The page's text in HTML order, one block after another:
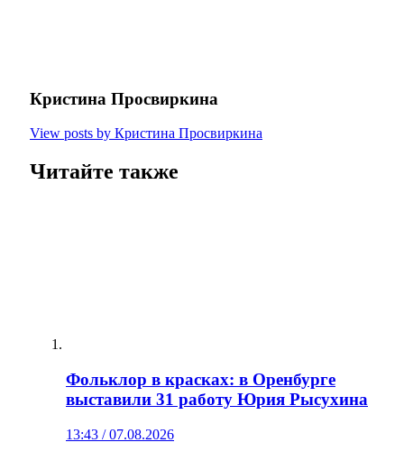
Кристина Просвиркина
View posts by Кристина Просвиркина
Читайте также
Фольклор в красках: в Оренбурге
выставили 31 работу Юрия Рысухина
13:43 / 07.08.2026